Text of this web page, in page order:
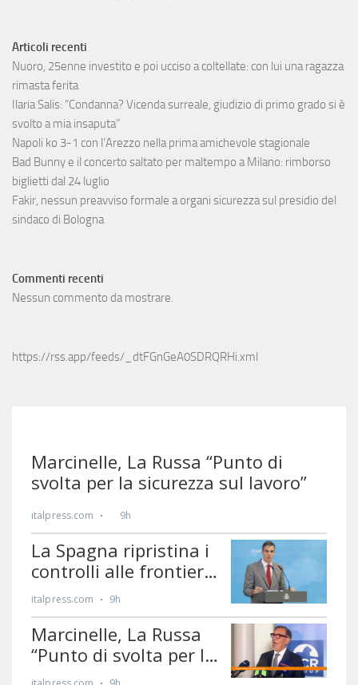
Articoli recenti
Nuoro, 25enne investito e poi ucciso a coltellate: con lui una ragazza
rimasta ferita
Ilaria Salis: “Condanna? Vicenda surreale, giudizio di primo grado si è
svolto a mia insaputa”
Napoli ko 3-1 con l’Arezzo nella prima amichevole stagionale
Bad Bunny e il concerto saltato per maltempo a Milano: rimborso
biglietti dal 24 luglio
Fakir, nessun preavviso formale a organi sicurezza sul presidio del
sindaco di Bologna
Commenti recenti
Nessun commento da mostrare.
https://rss.app/feeds/_dtFGnGeA0SDRQRHi.xml